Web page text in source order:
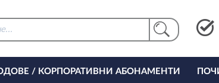
/ КОРПОРАТИВНИ АБОНАМЕНТИ